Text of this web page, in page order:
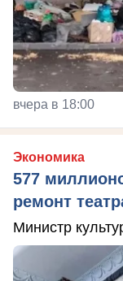
вчера в 18:00
Экономика
577
ремонт
Министр